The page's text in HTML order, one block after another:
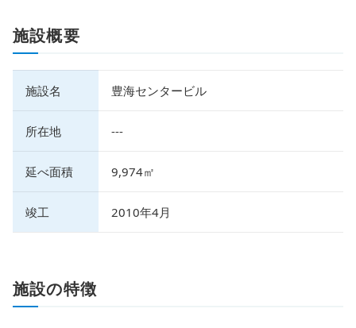
施設概要
施設名 豊海センタービル
所在地 ---
延べ面積 9,974㎡
竣工 2010年4月
施設の特徴